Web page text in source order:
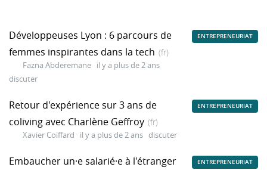
Développeuses Lyon : 6 parcours de
femmes inspirantes dans la tech (fr)
Fazna Abderemane il y a plus de 2 ans
discuter
ENTREPRENEURIAT
Retour d'expérience sur 3 ans de
coliving avec Charlène Geffroy (fr)
Xavier Coiffard il y a plus de 2 ans discuter
ENTREPRENEURIAT
Embaucher un·e salarié·e à l'étranger
ENTREPRENEURIAT